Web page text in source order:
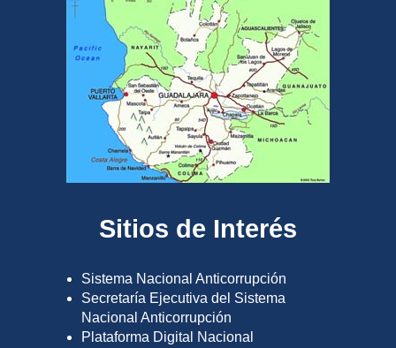
Sitios de Interés
Sistema Nacional Anticorrupción
Secretaría Ejecutiva del Sistema
Nacional Anticorrupción
Plataforma Digital Nacional